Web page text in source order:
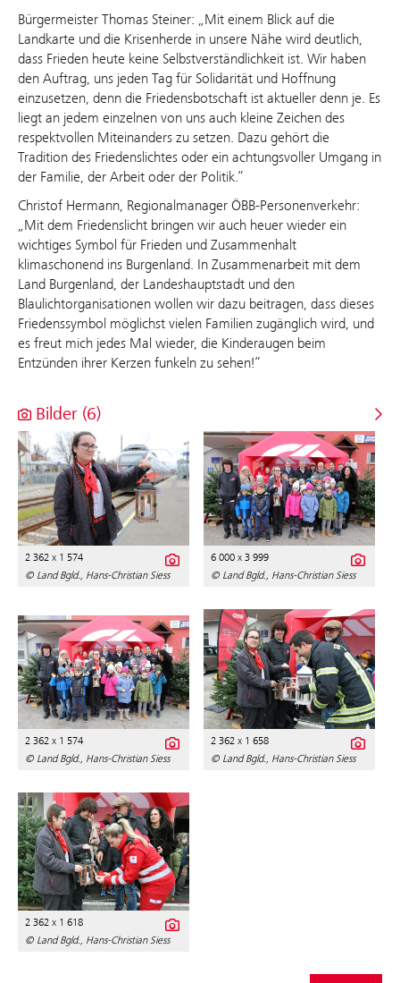
Bürgermeister Thomas Steiner: „Mit einem Blick auf die
Landkarte und die Krisenherde in unsere Nähe wird deutlich,
dass Frieden heute keine Selbstverständlichkeit ist. Wir haben
den Auftrag, uns jeden Tag für Solidarität und Hoffnung
einzusetzen, denn die Friedensbotschaft ist aktueller denn je. Es
liegt an jedem einzelnen von uns auch kleine Zeichen des
respektvollen Miteinanders zu setzen. Dazu gehört die
Tradition des Friedenslichtes oder ein achtungsvoller Umgang in
der Familie, der Arbeit oder der Politik.“
Christof Hermann, Regionalmanager ÖBB-Personenverkehr:
„Mit dem Friedenslicht bringen wir auch heuer wieder ein
wichtiges Symbol für Frieden und Zusammenhalt
klimaschonend ins Burgenland. In Zusammenarbeit mit dem
Land Burgenland, der Landeshauptstadt und den
Blaulichtorganisationen wollen wir dazu beitragen, dass dieses
Friedenssymbol möglichst vielen Familien zugänglich wird, und
es freut mich jedes Mal wieder, die Kinderaugen beim
Entzünden ihrer Kerzen funkeln zu sehen!“
Bilder (6)
2 362 x 1 574
© Land Bgld., Hans-Christian Siess
6 000 x 3 999
© Land Bgld., Hans-Christian Siess
2 362 x 1 574
© Land Bgld., Hans-Christian Siess
2 362 x 1 658
© Land Bgld., Hans-Christian Siess
2 362 x 1 618
© Land Bgld., Hans-Christian Siess